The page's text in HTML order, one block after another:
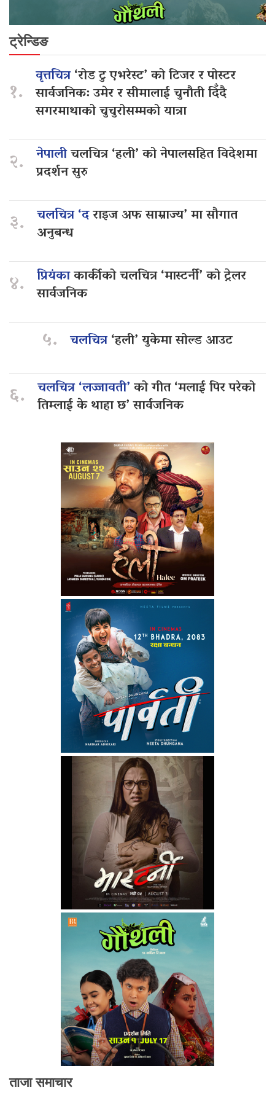
ट्रेन्डिङ
१.
वृत्तचित्र‘रोड टु एभरेस्ट’ को टिजर र पोस्टर
सार्वजनिक: उमेर र सीमालाई चुनौती दिँदै
सगरमाथाको चुचुरोसम्मको यात्रा
२. नेपालीचलचित्र ‘हली’ को नेपालसहित विदेशमा
प्रदर्शन सुरु
३. चलचित्र ‘दराइज अफ साम्राज्य’ मा सौगात
अनुबन्ध
४. प्रियंकाकार्कीको चलचित्र ‘मास्टर्नी’ को ट्रेलर
सार्वजनिक
५. चलचित्र‘हली’ युकेमा सोल्ड आउट
६. चलचित्र ‘लज्जावती’को गीत ‘मलाई पिर परेको
तिम्लाई के थाहा छ’ सार्वजनिक
ताजा समाचार